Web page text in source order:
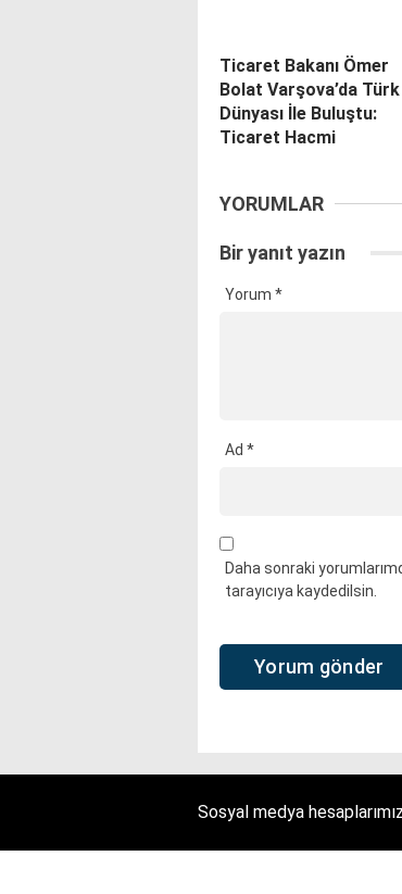
Ticaret Bakanı Ömer
Bolat Varşova’da
Dünyası İle Buluştu:
Ticaret Hacmi
YORUMLAR
Bir yanıt yazın
Yorum *
Ad *
Daha sonraki
tarayıcıya kaydedilsin.
Sosyal medya